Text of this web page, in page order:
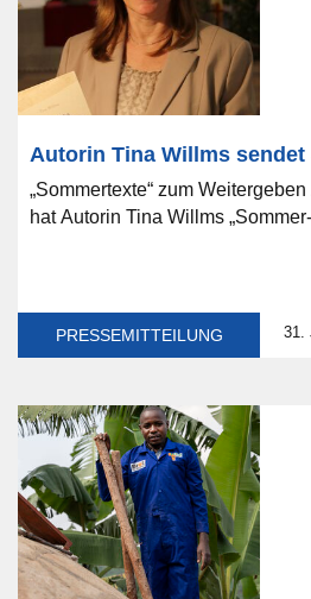
Autorin Tina Willms
„Sommertexte“ zum Weitergeben Zu den großen Ferien
hat Autorin Tina Willms
PRESSEMITTEILUNG 31.